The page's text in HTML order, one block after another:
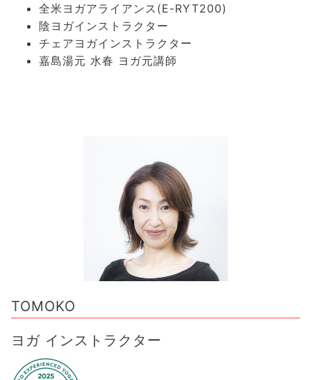
全米ヨガアライアンス(E-RYT200)
陰ヨガインストラクター
チェアヨガインストラクター
嘉島湯元 水春 ヨガ元講師
TOMOKO
ヨガ インストラクター